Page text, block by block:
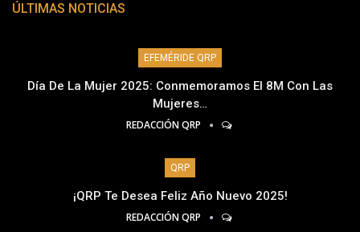
ÚLTIMAS NOTICIAS
EFEMÉRIDE QRP
Día De La Mujer 2025: Conmemoramos El 8M Con Las
Mujeres…
REDACCIÓN QRP
QRP
¡QRP Te Desea Feliz Año Nuevo 2025!
REDACCIÓN QRP